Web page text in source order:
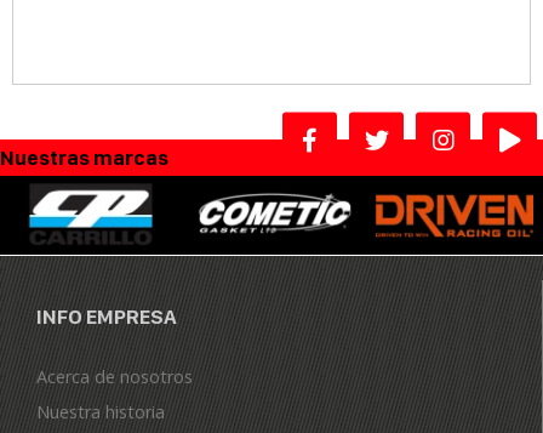
Nuestras marcas
INFO EMPRESA
Acerca de nosotros
Nuestra historia